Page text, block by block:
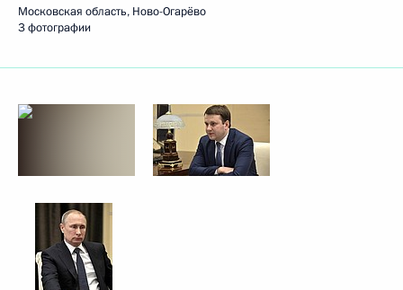
Московская область, Ново-Огарёво
3 фотографии